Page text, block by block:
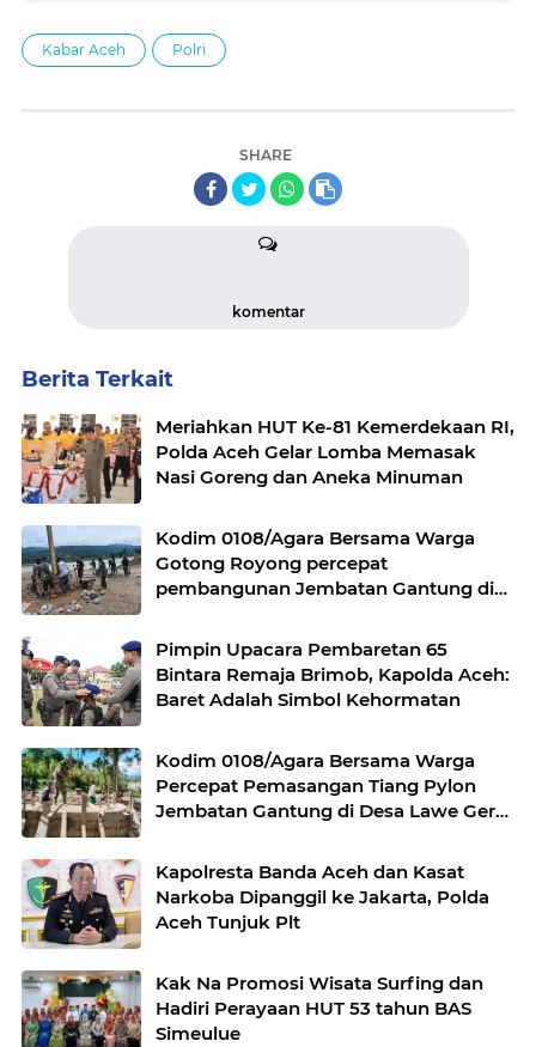
Kabar Aceh Polri
SHARE
komentar
Berita Terkait
Meriahkan HUT Ke-81 Kemerdekaan RI,
Polda Aceh Gelar Lomba Memasak
Nasi Goreng dan Aneka Minuman
Kodim 0108/Agara Bersama Warga
Gotong Royong percepat
pembangunan Jembatan Gantung di
Pimpin Upacara Pembaretan 65
Bintara Remaja Brimob, Kapolda Aceh:
Baret Adalah Simbol Kehormatan
Kodim 0108/Agara Bersama Warga
Percepat Pemasangan Tiang Pylon
Jembatan Gantung di Desa Lawe Ger-
Kapolresta Banda Aceh dan Kasat
Narkoba Dipanggil ke Jakarta, Polda
Aceh Tunjuk Plt
Kak Na Promosi Wisata Surfing dan
Hadiri Perayaan HUT 53 tahun BAS
Simeulue